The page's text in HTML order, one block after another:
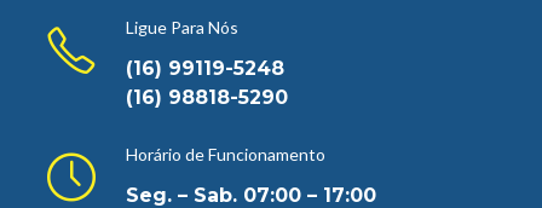
Ligue Para Nós
(16) 99119-5248
(16) 98818-5290
Horário de Funcionamento
Seg. – Sab. 07:00 – 17:00